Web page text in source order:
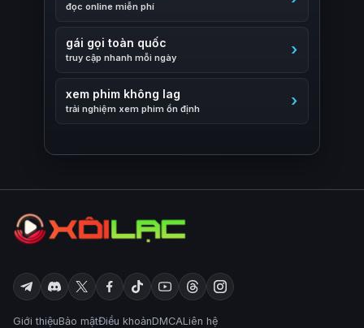
đọc online miễn phí
gái gọi toàn quốc
truy cập nhanh mỗi ngày
xem phim không lag
trải nghiệm xem phim ổn định
Giới thiệuBảo mậtĐiều khoảnDMCALiên hệ